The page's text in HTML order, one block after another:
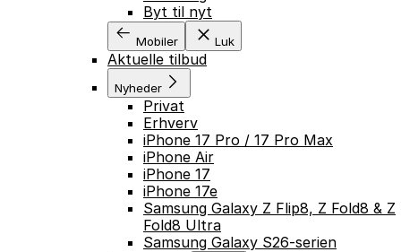
GÅ TIL INDHOLD
Byt til nyt
Mobiler Luk
Aktuelle tilbud
Nyheder
Privat
Erhverv
iPhone 17 Pro / 17 Pro Max
iPhone Air
iPhone 17
iPhone 17e
Samsung Galaxy Z Flip8, Z Fold8 & Z
Fold8 Ultra
Samsung Galaxy S26-serien